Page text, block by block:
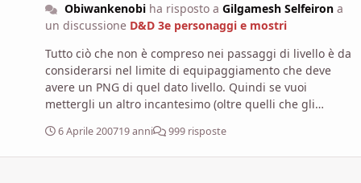
vendere, col risultato che perderai comunque il
controllo sui tuoi PG. Come vedi il problema rimane. E li
reputi incantesimi "non particolarmente forti" solo
perchè non fanno danno diretto ? Tanto per dirne una:
ma lo sai quanto scompiglio puoi creare in un gruppo
con il semplice utilizzo di metamorfosi ?
Obiwankenobiha risposto a Gilgamesh Selfeirona
un discussione D&D 3e personaggi e mostri
Tutto ciò che non è compreso nei passaggi di livello è da
considerarsi nel limite di equipaggiamento che deve
avere un PNG di quel dato livello. Quindi se vuoi
mettergli un altro incantesimo (oltre quelli che gli
livello devi considerare il prezzo di acquisto della
relativa pergamena e il prezzo di scrittura sul libro di
6 Aprile 200719 anni 999 risposte